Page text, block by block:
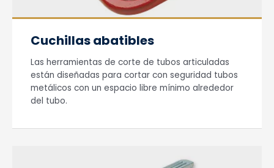
Cuchillas abatibles
Las herramientas de corte de tubos articuladas
están diseñadas para cortar con seguridad tubos
metálicos con un espacio libre mínimo alrededor
del tubo.